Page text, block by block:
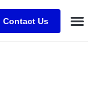
Contact Us